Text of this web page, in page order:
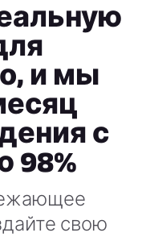
и мы
с
98%
свою